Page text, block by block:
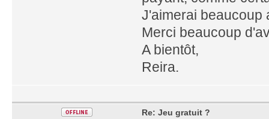
J'aimerai beaucoup
Merci beaucoup
A bientôt,
Reira.
Re: Jeu gratuit ?